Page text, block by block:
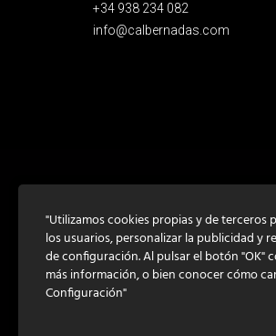
+34 938 234 082
info@calbernadas.com
"Utilizamos cookies propias y de terceros
los usuarios, personalizar la publicidad y
de configuración. Al pulsar el botón "OK"
más información, o bien conocer cómo
Configuración"